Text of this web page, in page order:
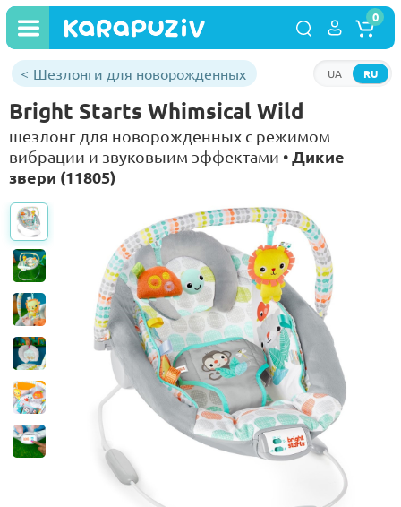
RU
UA
0
Шезлонги для новорожденных
Bright Starts Whimsical Wild
шезлонг для новорожденных с режимом
вибрации и звуковыим эффектами •Дикие
звери (11805)